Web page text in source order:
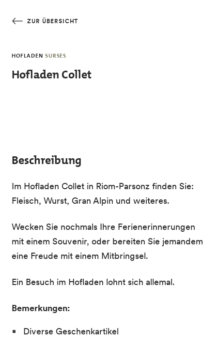
ZUR ÜBERSICHT
HOFLADEN SURSES
Hofladen Collet
Beschreibung
Im Hofladen Collet in Riom-Parsonz finden Sie:
Fleisch, Wurst, Gran Alpin und weiteres.
Wecken Sie nochmals Ihre Ferienerinnerungen
mit einem Souvenir, oder bereiten Sie jemandem
eine Freude mit einem Mitbringsel.
Ein Besuch im Hofladen lohnt sich allemal.
Bemerkungen:
Diverse Geschenkartikel